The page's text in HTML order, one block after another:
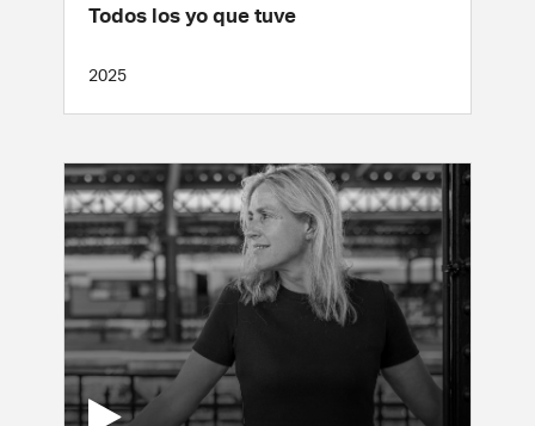
Todos los yo que tuve
2025